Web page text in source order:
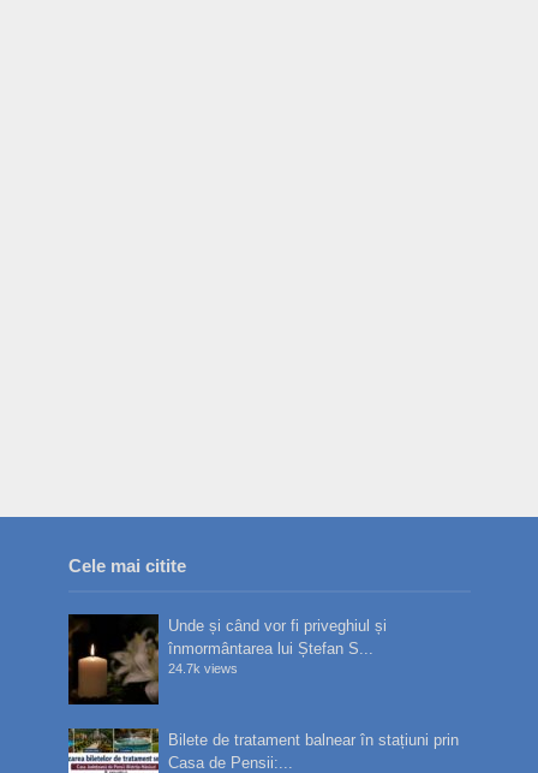
Cele mai citite
Unde și când vor fi priveghiul și
înmormântarea lui Ștefan S...
24.7k views
Bilete de tratament balnear în stațiuni prin
Casa de Pensii:...